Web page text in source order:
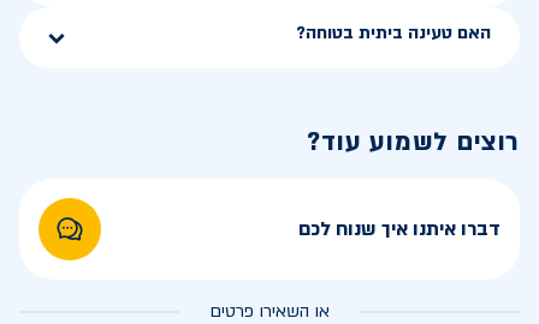
האם טעינה ביתית בטוחה?
רוצים לשמוע עוד?
דברו איתנו איך שנוח לכם
או השאירו פרטים